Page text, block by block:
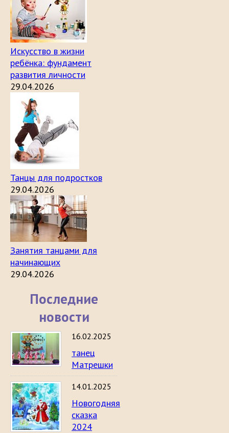
Искусство в жизни
ребёнка: фундамент
развития личности
29.04.2026
Танцы для подростков
29.04.2026
Занятия танцами для
начинающих
29.04.2026
Последние
новости
16.02.2025
танец
Матрешки
14.01.2025
Новогодняя
сказка
2024